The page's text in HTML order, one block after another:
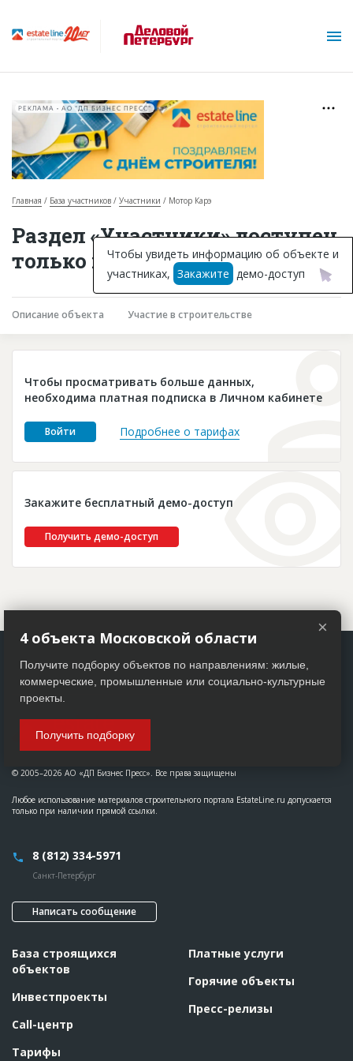
Горячие объекты
База строящихся объектов
Инвестпроекты
Глоссарий
Платные услуги
Пресс-релизы
РЕКЛАМА • АО "ДП БИЗНЕС ПРЕСС"
Главная База участников Участники Мотор Карэ
Раздел «Участники» доступен
только подписчикам
Описание объекта Участие в строительстве
Чтобы просматривать больше данных,
необходима платная подписка в Личном кабинете
Войти Подробнее о тарифах
Закажите бесплатный демо-доступ
Получить демо-доступ
Чтобы увидеть информацию об объекте и
участниках, Закажите демо-доступ
© 2005–2026 АО «ДП Бизнес Пресс». Все права защищены
Любое использование материалов строительного портала EstateLine.ru допускается
только при наличии прямой ссылки.
8 (812) 334-5971
Санкт-Петербург
Написать сообщение
База строящихся
объектов
Инвестпроекты
Call-центр
Тарифы
Платные услуги
Горячие объекты
Пресс-релизы
×
4 объекта Московской области
Получите подборку объектов по направлениям: жилые,
коммерческие, промышленные или социально-культурные
проекты.
Получить подборку